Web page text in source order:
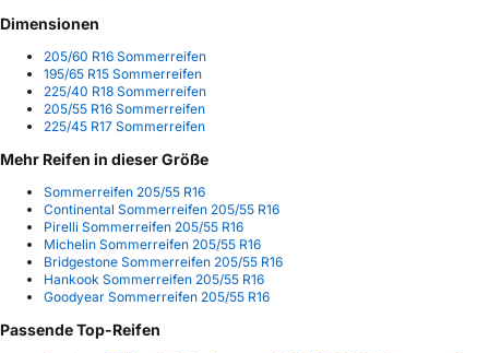
Dimensionen
205/60 R16 Sommerreifen
195/65 R15 Sommerreifen
225/40 R18 Sommerreifen
205/55 R16 Sommerreifen
225/45 R17 Sommerreifen
Mehr Reifen in dieser Größe
Sommerreifen 205/55 R16
Continental Sommerreifen 205/55 R16
Pirelli Sommerreifen 205/55 R16
Michelin Sommerreifen 205/55 R16
Bridgestone Sommerreifen 205/55 R16
Hankook Sommerreifen 205/55 R16
Goodyear Sommerreifen 205/55 R16
Passende Top-Reifen